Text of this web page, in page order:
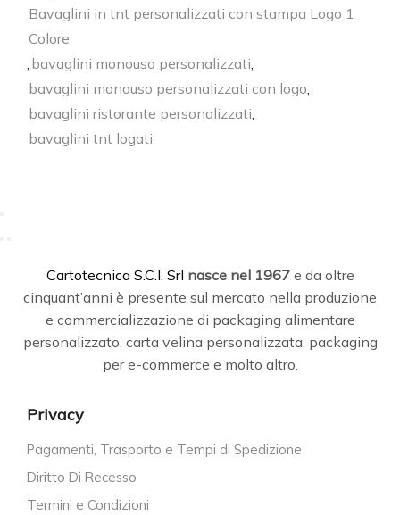
Bavaglini in tnt personalizzati con stampa Logo 1
Colore
bavaglini monouso personalizzati
bavaglini monouso personalizzati con logo
bavaglini ristorante personalizzati
bavaglini tnt logati
Cartotecnica S.C.I. Srl nasce nel 1967e da oltre
cinquant’anni è presente sul mercato nella produzione
e commercializzazione di packaging alimentare
personalizzato, carta velina personalizzata, packaging
per e-commerce e molto altro.
Privacy
Pagamenti, Trasporto e Tempi di Spedizione
Diritto Di Recesso
Termini e Condizioni